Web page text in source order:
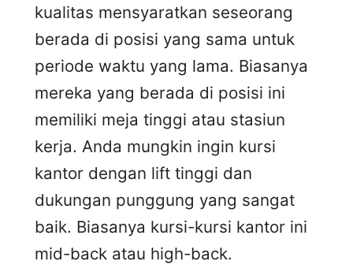
kualitas mensyaratkan seseorang
berada di posisi yang sama untuk
periode waktu yang lama. Biasanya
mereka yang berada di posisi ini
memiliki meja tinggi atau stasiun
kerja. Anda mungkin ingin kursi
kantor dengan lift tinggi dan
dukungan punggung yang sangat
baik. Biasanya kursi-kursi kantor ini
mid-back atau high-back.